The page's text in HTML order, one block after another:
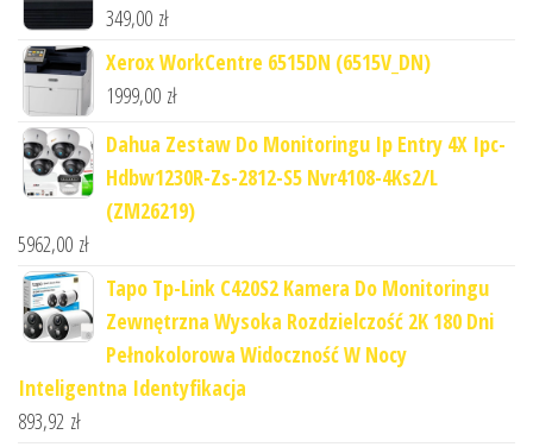
349,00 zł
Xerox WorkCentre 6515DN (6515V_DN)
1999,00 zł
Dahua Zestaw Do Monitoringu Ip Entry 4X Ipc-
Hdbw1230R-Zs-2812-S5 Nvr4108-4Ks2/L
(ZM26219)
5962,00 zł
Tapo Tp-Link C420S2 Kamera Do Monitoringu
Zewnętrzna Wysoka Rozdzielczość 2K 180 Dni
Pełnokolorowa Widoczność W Nocy
Inteligentna Identyfikacja
893,92 zł